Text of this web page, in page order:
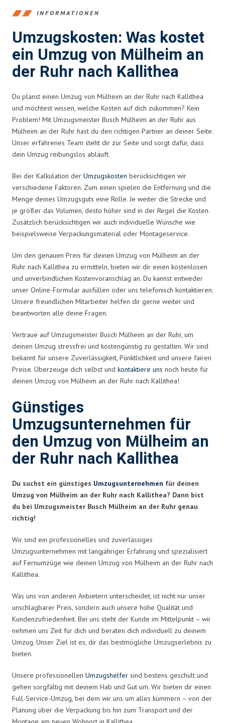
INFORMATIONEN
Umzugskosten: Was kostet
ein Umzug von Mülheim an
der Ruhr nach Kallithea
Du planst einen Umzug von Mülheim an der Ruhr nach Kallithea
und möchtest wissen, welche Kosten auf dich zukommen? Kein
Problem! Mit Umzugsmeister Busch Mülheim an der Ruhr aus
Mülheim an der Ruhr hast du den richtigen Partner an deiner Seite.
Unser erfahrenes Team steht dir zur Seite und sorgt dafür, dass
dein Umzug reibungslos abläuft.
Bei der Kalkulation der Umzugskosten berücksichtigen wir
verschiedene Faktoren. Zum einen spielen die Entfernung und die
Menge deines Umzugsguts eine Rolle. Je weiter die Strecke und
je größer das Volumen, desto höher sind in der Regel die Kosten.
Zusätzlich berücksichtigen wir auch individuelle Wünsche wie
beispielsweise Verpackungsmaterial oder Montageservice.
Um den genauen Preis für deinen Umzug von Mülheim an der
Ruhr nach Kallithea zu ermitteln, bieten wir dir einen kostenlosen
und unverbindlichen Kostenvoranschlag an. Du kannst entweder
unser Online-Formular ausfüllen oder uns telefonisch kontaktieren.
Unsere freundlichen Mitarbeiter helfen dir gerne weiter und
beantworten alle deine Fragen.
Vertraue auf Umzugsmeister Busch Mülheim an der Ruhr, um
deinen Umzug stressfrei und kostengünstig zu gestalten. Wir sind
bekannt für unsere Zuverlässigkeit, Pünktlichkeit und unsere fairen
Preise. Überzeuge dich selbst und kontaktiere uns noch heute für
deinen Umzug von Mülheim an der Ruhr nach Kallithea!
Günstiges
Umzugsunternehmen für
den Umzug von Mülheim an
der Ruhr nach Kallithea
Du suchst ein günstiges Umzugsunternehmen für deinen
Umzug von Mülheim an der Ruhr nach Kallithea? Dann bist
du bei Umzugsmeister Busch Mülheim an der Ruhr genau
richtig!
Wir sind ein professionelles und zuverlässiges
Umzugsunternehmen mit langjähriger Erfahrung und spezialisiert
auf Fernumzüge wie deinen Umzug von Mülheim an der Ruhr nach
Kallithea.
Was uns von anderen Anbietern unterscheidet, ist nicht nur unser
unschlagbarer Preis, sondern auch unsere hohe Qualität und
Kundenzufriedenheit. Bei uns steht der Kunde im Mittelpunkt – wir
nehmen uns Zeit für dich und beraten dich individuell zu deinem
Umzug. Unser Ziel ist es, dir das bestmögliche Umzugserlebnis zu
bieten.
Unsere professionellen Umzugshelfer sind bestens geschult und
gehen sorgfältig mit deinem Hab und Gut um. Wir bieten dir einen
Full-Service-Umzug, bei dem wir uns um alles kümmern – von der
Planung über die Verpackung bis hin zum Transport und der